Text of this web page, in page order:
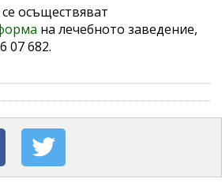
осъществяват
на лечебното заведение,
07 682.